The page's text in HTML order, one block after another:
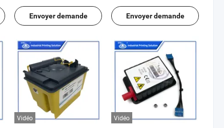
Envoyer demande Envoyer demande
Vidéo Vidéo